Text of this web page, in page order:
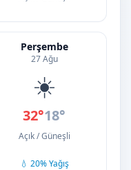
Perşembe
27 Ağu
☀️
32°18°
Açık / Güneşli
💧 20% Yağış